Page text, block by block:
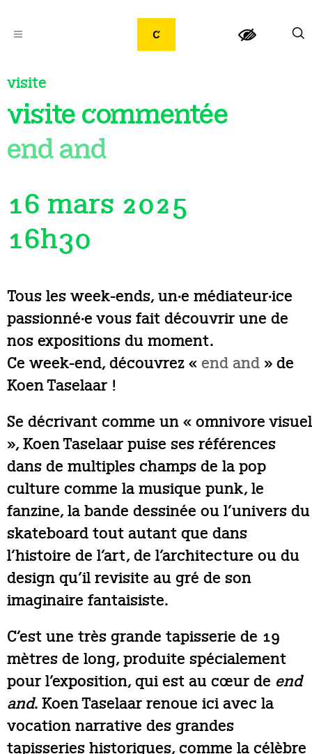
visite
visite commentée
end and
16 mars 2025
16h30
Tous les week-ends, un·e médiateur·ice
passionné·e vous fait découvrir une de
nos expositions du moment.
Ce week-end, découvrez «end and» de
Koen Taselaar !
Se décrivant comme un « omnivore visuel
», Koen Taselaar puise ses références
dans de multiples champs de la pop
culture comme la musique punk, le
fanzine, la bande dessinée ou l’univers du
skateboard tout autant que dans
l’histoire de l’art, de l’architecture ou du
design qu’il revisite au gré de son
imaginaire fantaisiste.
C’est une très grande tapisserie de 19
mètres de long, produite spécialement
pour l’exposition, qui est au cœur de end
and. Koen Taselaar renoue ici avec la
vocation narrative des grandes
tapisseries historiques, comme la célèbre